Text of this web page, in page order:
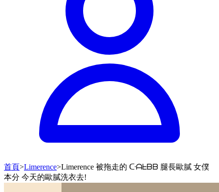
首頁>Limerence>Limerence 被拖走的 ᑢᗩᖶᗷᗷ 腿長歐膩 女僕
本分 今天的歐膩洗衣去!